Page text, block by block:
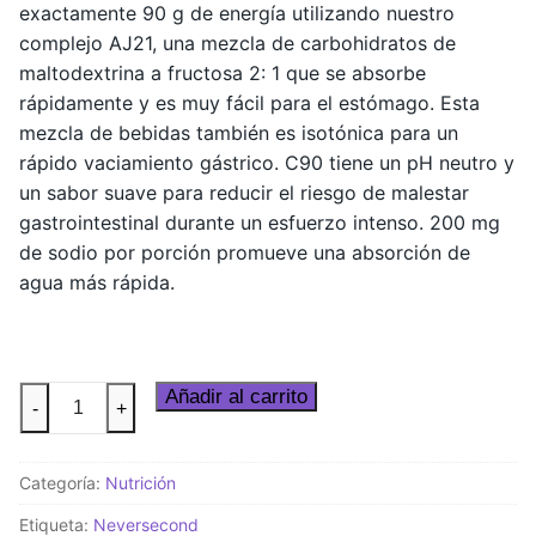
exactamente 90 g de energía utilizando nuestro
complejo AJ21, una mezcla de carbohidratos de
maltodextrina a fructosa 2: 1 que se absorbe
rápidamente y es muy fácil para el estómago. Esta
mezcla de bebidas también es isotónica para un
rápido vaciamiento gástrico. C90 tiene un pH neutro y
un sabor suave para reducir el riesgo de malestar
gastrointestinal durante un esfuerzo intenso. 200 mg
de sodio por porción promueve una absorción de
agua más rápida.
Neversecond
C90
Carb
Mix
- + Añadir al carrito
Categoría: Nutrición
Etiqueta: Neversecond